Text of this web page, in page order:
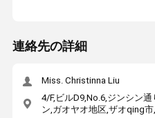
連絡先の詳細
Miss. Christinna Liu
4/F,ビルD9,No.6,ジンシン
ン,ガオヤオ地区,ザオqing市